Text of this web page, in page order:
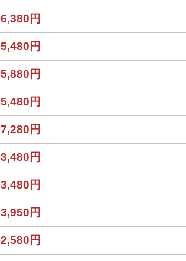
6,380円
5,480円
5,880円
5,480円
7,280円
3,480円
3,480円
3,950円
2,580円